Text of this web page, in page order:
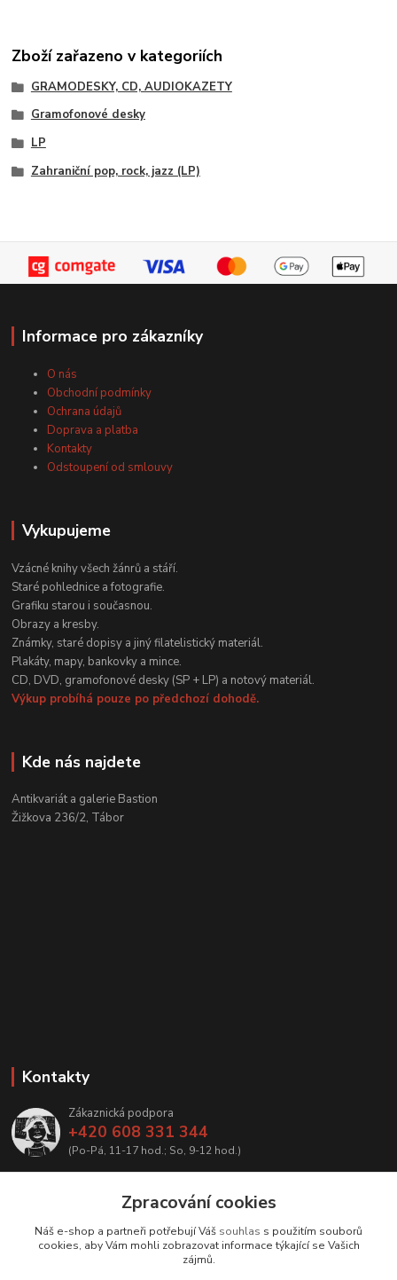
Zboží zařazeno v kategoriích
GRAMODESKY, CD, AUDIOKAZETY
Gramofonové desky
LP
Zahraniční pop, rock, jazz (LP)
Informace pro zákazníky
O nás
Obchodní podmínky
Ochrana údajů
Doprava a platba
Kontakty
Odstoupení od smlouvy
Vykupujeme
Vzácné knihy všech žánrů a stáří.
Staré pohlednice a fotografie.
Grafiku starou i současnou.
Obrazy a kresby.
Známky, staré dopisy a jiný filatelistický materiál.
Plakáty, mapy, bankovky a mince.
CD, DVD, gramofonové desky (SP + LP) a notový materiál.
Výkup probíhá pouze po předchozí dohodě.
Kde nás najdete
Antikvariát a galerie Bastion
Žižkova 236/2, Tábor
Kontakty
Zákaznická podpora
+420 608 331 344
(Po-Pá, 11-17 hod.; So, 9-12 hod.)
Zpracování cookies
Náš e-shop a partneři potřebují Váš souhlas s použitím souborů
cookies, aby Vám mohli zobrazovat informace týkající se Vašich
zájmů.